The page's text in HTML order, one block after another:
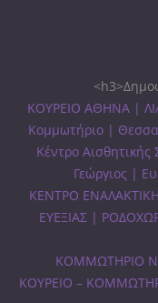
ΚΟΥΡΕΙΟ ΑΘΗΝΑ |
Κομμωτήριο |
Κέντρο
Γεώργιος |
ΚΕΝΤΡΟ
ΕΥΕΞΙΑΣ |
ΚΟΜΜΩΤΗΡΙΟ
ΚΟΥΡΕΙΟ –